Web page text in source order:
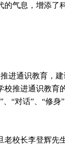
的气息，增添了
进通识教育，
校推进通识教育
、“对话”、“修
校长李登辉先